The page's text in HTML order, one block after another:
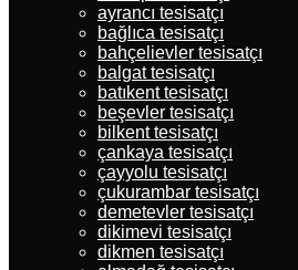
ayrancı tesisatçı
bağlıca tesisatçı
bahçelievler tesisatçı
balgat tesisatçı
batıkent tesisatçı
beşevler tesisatçı
bilkent tesisatçı
çankaya tesisatçı
çayyolu tesisatçı
çukurambar tesisatçı
demetevler tesisatçı
dikimevi tesisatçı
dikmen tesisatçı